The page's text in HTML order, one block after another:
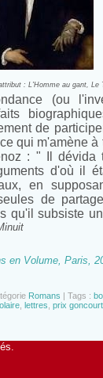
: L'Homme au gant, Le
(ou
de
qui m'amène
: " Il dévida
d'où il
en
de
qu'il subsiste
en Volume, Paris,
Romans | Tags :
lettres prix goncourt